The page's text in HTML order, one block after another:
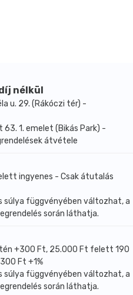
felbontás nélkül így
után viszont a
nélkül
u. 29. (Rákóczi tér) -
63. 1. emelet (Bikás Park) -
átvétele
ingyenes - Csak átutalás
súlya függvényében változhat, a
során láthatja.
+300 Ft, 25.000 Ft felett 190
Ft +1%
súlya függvényében változhat, a
során láthatja.